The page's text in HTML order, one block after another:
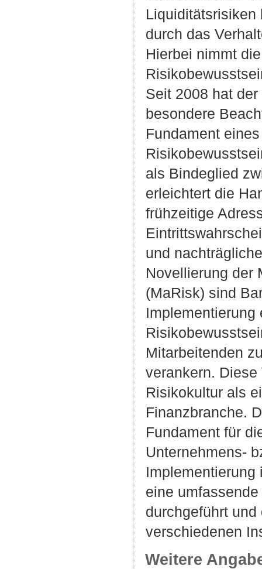
Liquiditätsrisiken
durch das
Hierbei nimmt
Seit 2008 hat
besondere
Fundament
als Bindeglied
erleichtert die
frühzeitige
und
Novellierung der
(MaRisk) sind
Mitarbeitenden
verankern.
Risikokultur als
Finanzbranche.
Fundament für
Unternehmens-
Implementierung
eine
durchgeführt
verschiedenen
Weitere